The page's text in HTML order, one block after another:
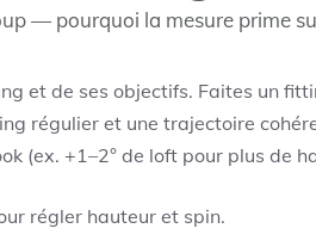
— pourquoi la mesure prime
et de ses objectifs. Faites un
régulier et une trajectoire
(ex. +1–2° de loft pour plus de
régler hauteur et spin.